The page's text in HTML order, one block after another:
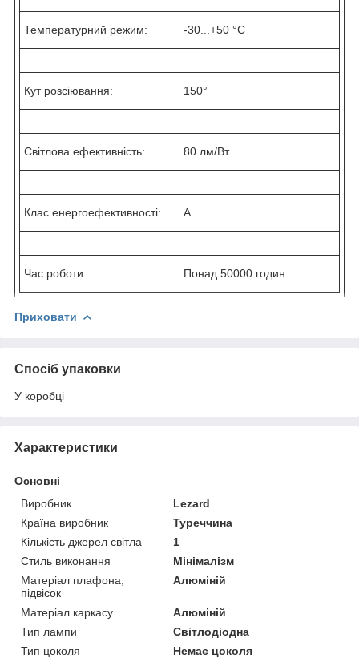
Температурний режим: -30...+50 °C
Кут розсіювання: 150°
Світлова ефективність: 80 лм/Вт
Клас енергоефективності: А
Час роботи: Понад 50000 годин
Приховати
Спосіб упаковки
У коробці
Характеристики
Основні
Виробник
Lezard
Країна виробник
Туреччина
Кількість джерел світла
1
Стиль виконання
Мінімалізм
Матеріал плафона,
підвісок
Алюміній
Матеріал каркасу
Алюміній
Тип лампи
Світлодіодна
Тип цоколя
Немає цоколя